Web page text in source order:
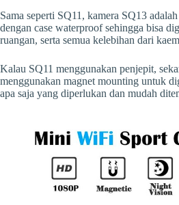
Sama seperti SQ11, kamera SQ13
dengan case waterproof sehingga bisa
ruangan, serta semua kelebihan dari
Kalau SQ11 menggunakan penjepit,
menggunakan magnet mounting untuk
apa saja yang diperlukan dan mudah